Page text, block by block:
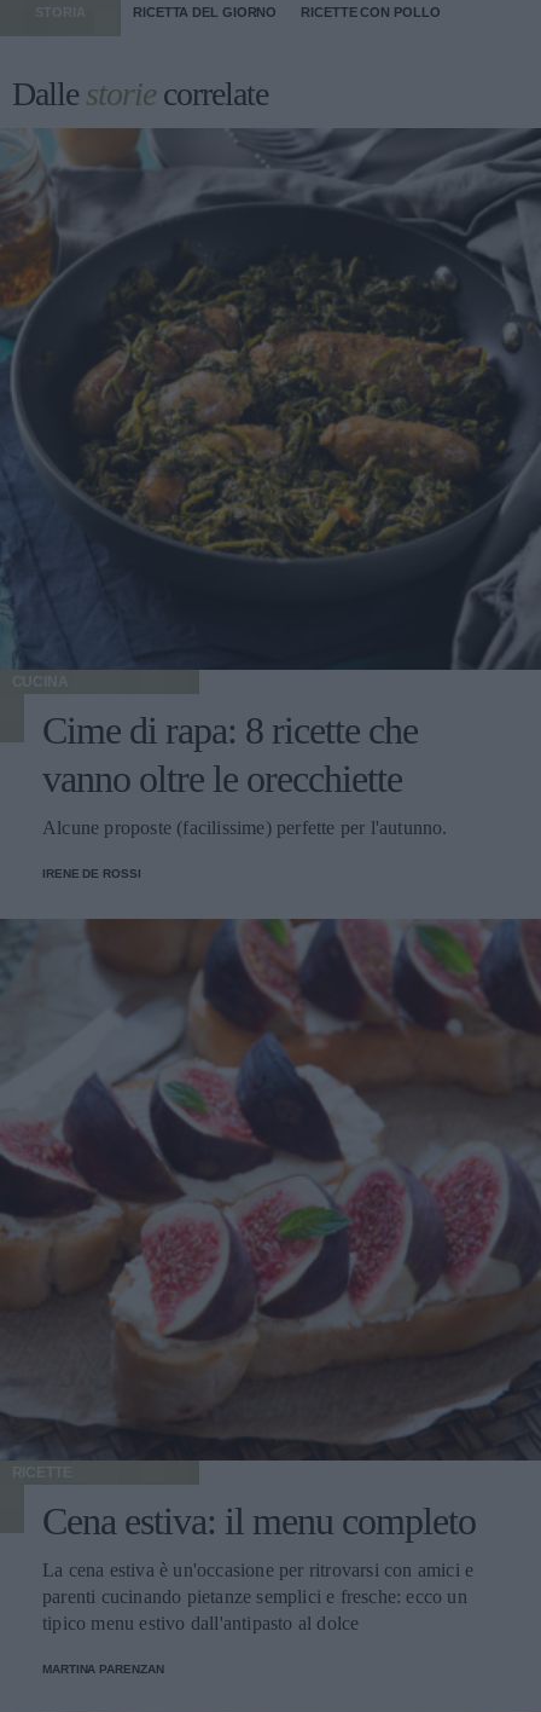
STORIA RICETTA DEL GIORNO RICETTE CON POLLO
Dallestoriecorrelate
CUCINA
Cime di rapa: 8 ricette che
vanno oltre le orecchiette
Alcune proposte (facilissime) perfette per l'autunno.
IRENE DE ROSSI
RICETTE
Cena estiva: il menu completo
La cena estiva è un'occasione per ritrovarsi con amici e
parenti cucinando pietanze semplici e fresche: ecco un
tipico menu estivo dall'antipasto al dolce
MARTINA PARENZAN